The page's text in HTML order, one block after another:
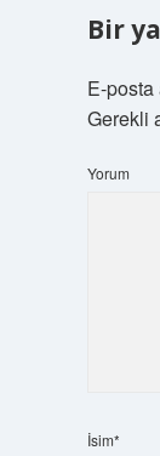
Bir
E-posta
Gerekli
Yorum
İsim*